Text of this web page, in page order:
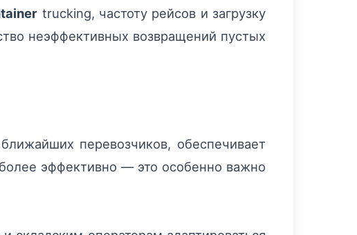
trucking, частоту рейсов и загрузку
неэффективных возвращений пустых
перевозчиков, обеспечивает
эффективно — это особенно важно